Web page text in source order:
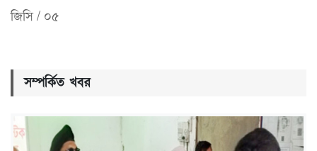
জিসি / ০৫
সম্পর্কিত খবর